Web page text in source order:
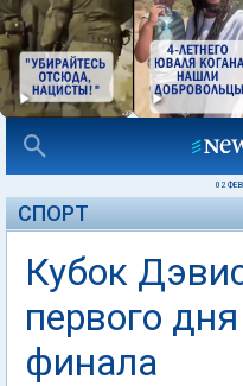
02
СПОРТ
Кубок
первого
финала